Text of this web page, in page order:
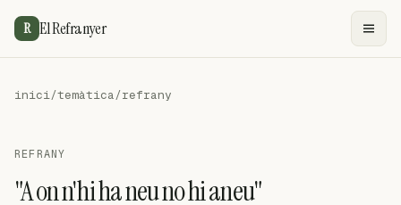
R El Refranyer
inici/temàtica/refrany
REFRANY
"A on n'hi ha neu no hi aneu"